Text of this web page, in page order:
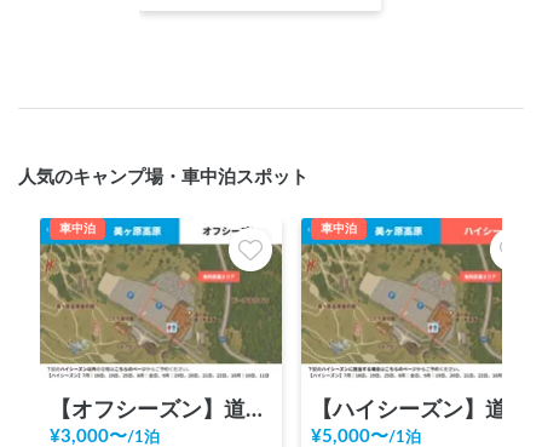
人気のキャンプ場・車中泊スポット
車中泊
【オフシーズン】道の駅 美ヶ原高原
¥3,000〜/1泊
車中泊
¥5,000〜/1泊